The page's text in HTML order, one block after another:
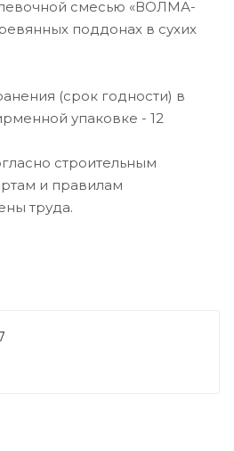
смесью «ВОЛМА-
поддонах в сухих
(срок годности) в
упаковке - 12
строительным
и правилам
труда.